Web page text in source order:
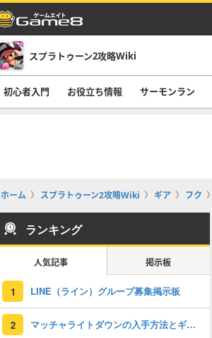
スプラトゥーン2攻略Wiki
初心者入門 お役立ち情報 サーモンラン
ホーム スプラトゥーン2攻略Wiki ギア フク
ランキング
人気記事 掲示板
1 LINE（ライン）グループ募集掲示板
2 マッチャライトダウンの入手方法とギア詳細